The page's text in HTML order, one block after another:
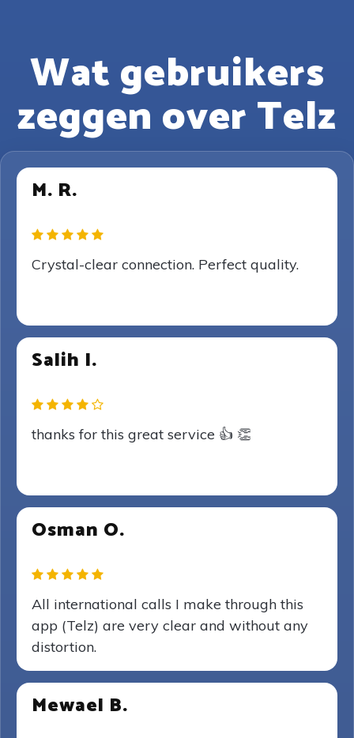
Wat gebruikers
zeggen over Telz
M. R.
Crystal-clear connection. Perfect quality.
Salih I.
thanks for this great service 👍 👏
Osman O.
All international calls I make through this
app (Telz) are very clear and without any
distortion.
Mewael B.